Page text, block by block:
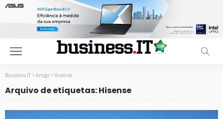
Business-IT > Artigo > Hisense
Arquivo de etiquetas: Hisense